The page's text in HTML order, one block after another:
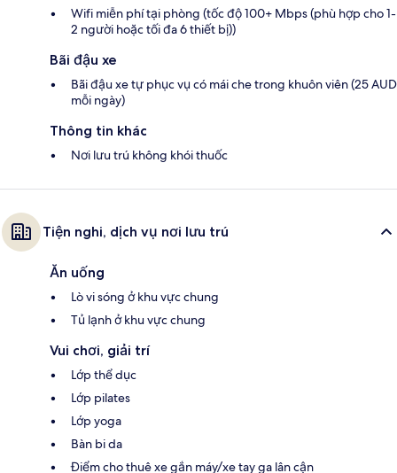
Wifi miễn phí tại phòng (tốc độ 100+ Mbps (phù hợp cho 1-
2 người hoặc tối đa 6 thiết bị))
Bãi đậu xe
Bãi đậu xe tự phục vụ có mái che trong khuôn viên (25 AUD
mỗi ngày)
Thông tin khác
Nơi lưu trú không khói thuốc
Tiện nghi, dịch vụ nơi lưu trú
Ăn uống
Lò vi sóng ở khu vực chung
Tủ lạnh ở khu vực chung
Vui chơi, giải trí
Lớp thể dục
Lớp pilates
Lớp yoga
Bàn bi da
Điểm cho thuê xe gắn máy/xe tay ga lân cận